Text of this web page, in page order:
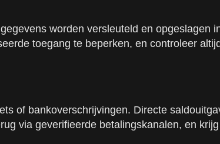
worden versleuteld en opgeslagen
toegang te beperken, en controleer
of bankoverschrijvingen. Directe
via geverifieerde betalingskanalen, en